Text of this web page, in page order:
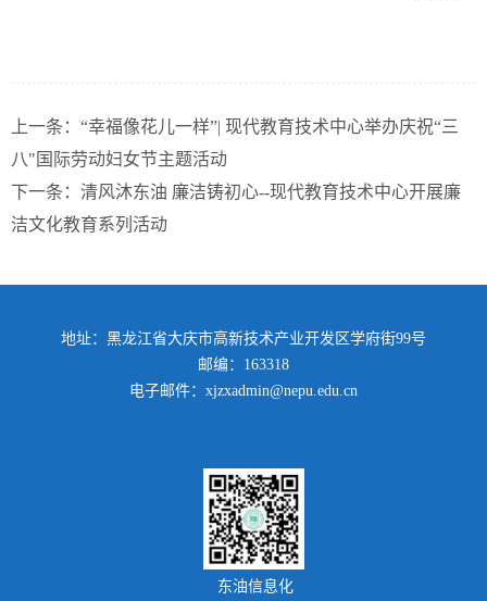
上一条： “幸福像花儿一样”| 现代教育技术中心举办庆祝“三
八"国际劳动妇女节主题活动
下一条： 清风沐东油 廉洁铸初心--现代教育技术中心开展廉
洁文化教育系列活动
地址：黑龙江省大庆市高新技术产业开发区学府街99号
邮编：163318
电子邮件：xjzxadmin@nepu.edu.cn
东油信息化